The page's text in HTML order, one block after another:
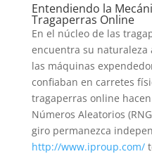
Entendiendo la
Tragaperras Online
En el núcleo de las
encuentra su naturaleza
las máquinas
confiaban en carretes
tragaperras online
Números Aleatorios
giro permanezca
http://www.iproup.com/